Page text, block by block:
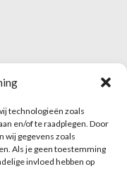
technologieën zoals
en/of te raadplegen. Door
wij gegevens zoals
Als je geen toestemming
invloed hebben op